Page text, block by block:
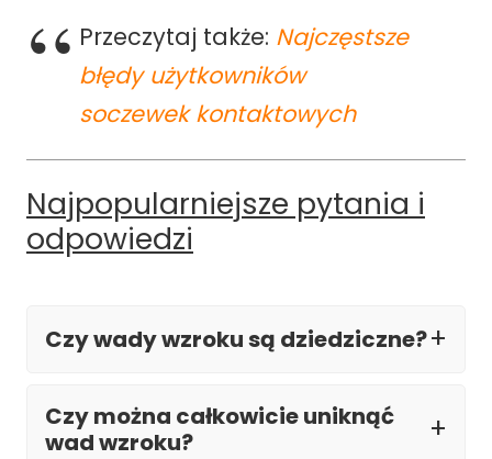
Przeczytaj także: Najczęstsze
błędy użytkowników
soczewek kontaktowych
Najpopularniejsze pytania i
odpowiedzi
Czy wady wzroku są dziedziczne?
Czy można całkowicie uniknąć
wad wzroku?